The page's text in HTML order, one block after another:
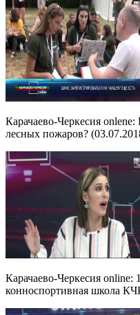
Карачаево-Черкесия
лесных пожаров?
Карачаево-Черкесия online:
конноспортивная школа